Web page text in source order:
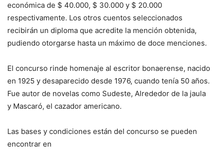
económica de $ 40.000, $ 30.000 y $ 20.000
respectivamente. Los otros cuentos seleccionados
recibirán un diploma que acredite la mención obtenida,
pudiendo otorgarse hasta un máximo de doce menciones.
El concurso rinde homenaje al escritor bonaerense, nacido
en 1925 y desaparecido desde 1976, cuando tenía 50 años.
Fue autor de novelas como Sudeste, Alrededor de la jaula
y Mascaró, el cazador americano.
Las bases y condiciones están del concurso se pueden
encontrar en